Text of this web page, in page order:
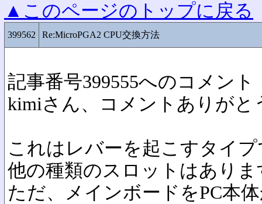
▲このページのトップに戻る
399562 Re:MicroPGA2 CPU交換方法
記事番号399555へのコメント
kimiさん、コメントありがと
これはレバーを起こすタイ
他の種類のスロットはありま
ただ、メインボードをPC本